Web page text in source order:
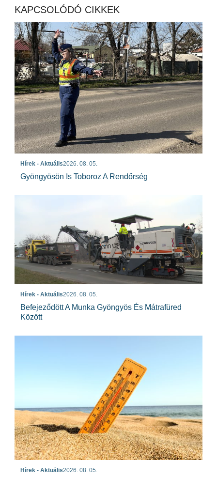
KAPCSOLÓDÓ CIKKEK
Hírek - Aktuális2026. 08. 05.
Gyöngyösön Is Toboroz A Rendőrség
Hírek - Aktuális2026. 08. 05.
Befejeződött A Munka Gyöngyös És Mátrafüred
Között
Hírek - Aktuális2026. 08. 05.